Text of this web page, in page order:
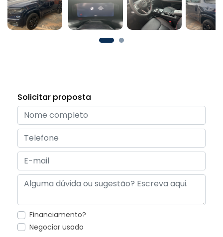
Solicitar proposta
Financiamento?
Negociar usado